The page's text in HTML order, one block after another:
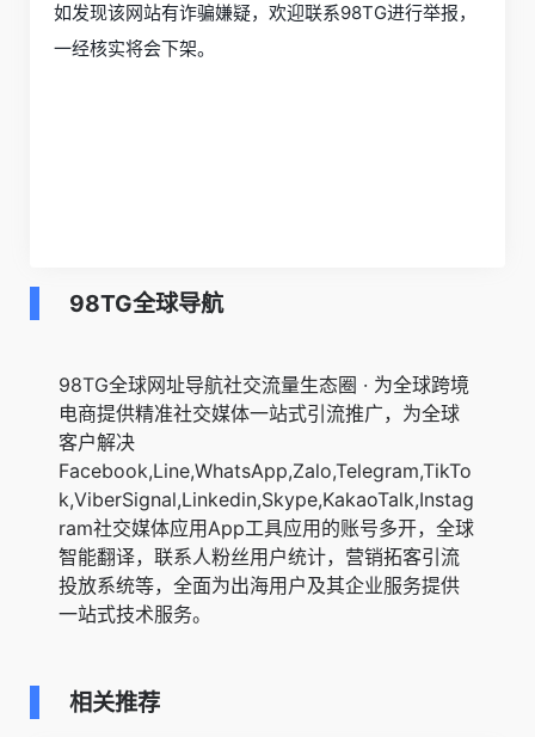
如发现该网站有诈骗嫌疑，欢迎联系98TG进行举报，
一经核实将会下架。
98TG全球导航
98TG全球网址导航社交流量生态圈 · 为全球跨境
电商提供精准社交媒体一站式引流推广，为全球
客户解决
Facebook,Line,WhatsApp,Zalo,Telegram,TikTo
k,ViberSignal,Linkedin,Skype,KakaoTalk,Instag
ram社交媒体应用App工具应用的账号多开，全球
智能翻译，联系人粉丝用户统计，营销拓客引流
投放系统等，全面为出海用户及其企业服务提供
一站式技术服务。
相关推荐